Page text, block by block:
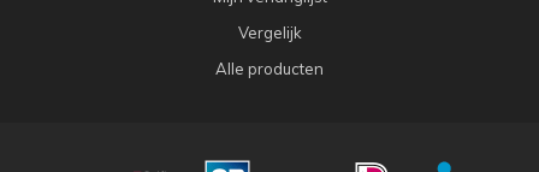
Vergelijk
Alle producten